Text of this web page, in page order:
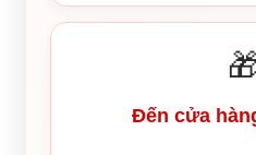
Đến cửa